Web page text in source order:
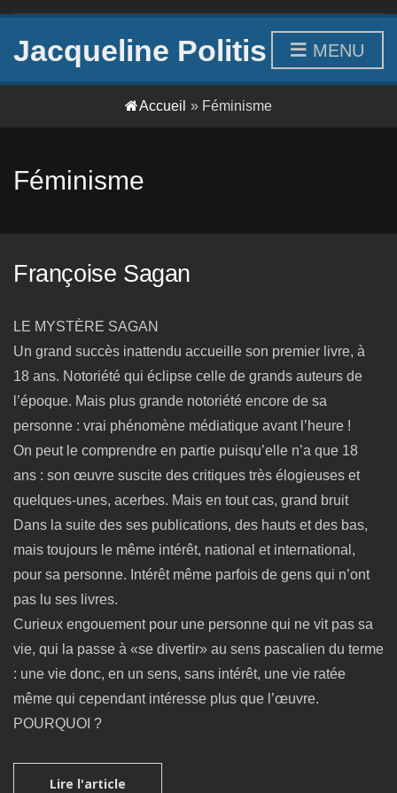
Jacqueline Politis MENU
Accueil » Féminisme
Féminisme
Françoise Sagan
LE MYSTÈRE SAGAN
Un grand succès inattendu accueille son premier livre, à
18 ans. Notoriété qui éclipse celle de grands auteurs de
l’époque. Mais plus grande notoriété encore de sa
personne : vrai phénomène médiatique avant l’heure !
On peut le comprendre en partie puisqu’elle n’a que 18
ans : son œuvre suscite des critiques très élogieuses et
quelques-unes, acerbes. Mais en tout cas, grand bruit
Dans la suite des ses publications, des hauts et des bas,
mais toujours le même intérêt, national et international,
pour sa personne. Intérêt même parfois de gens qui n’ont
pas lu ses livres.
Curieux engouement pour une personne qui ne vit pas sa
vie, qui la passe à «se divertir» au sens pascalien du terme
: une vie donc, en un sens, sans intérêt, une vie ratée
même qui cependant intéresse plus que l’œuvre.
POURQUOI ?
Lire l'article